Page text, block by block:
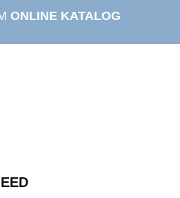
ONLINE KATALOG